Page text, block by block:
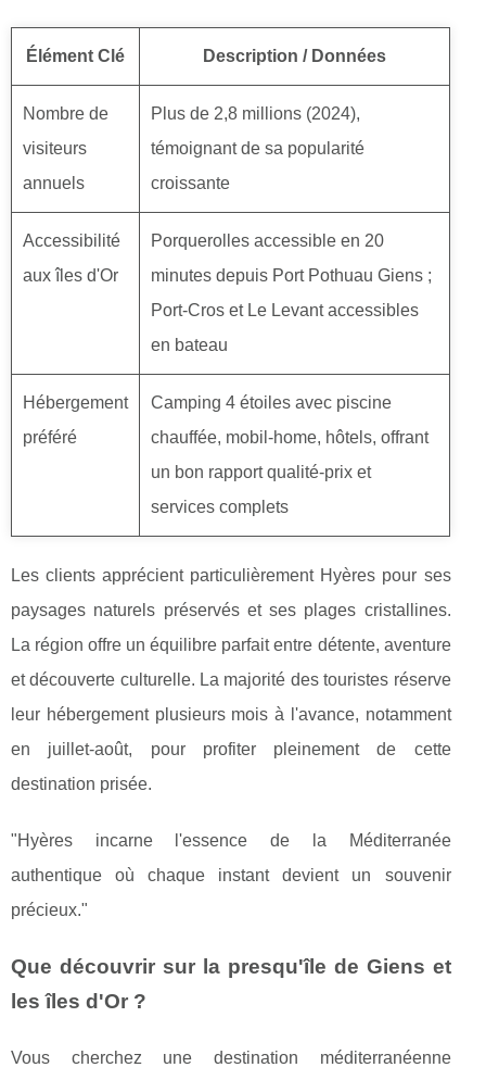
Élément Clé Description / Données
Nombre de
visiteurs
annuels
Plus de 2,8 millions (2024),
témoignant de sa popularité
croissante
Accessibilité
aux îles d'Or
Porquerolles accessible en 20
minutes depuis Port Pothuau Giens ;
Port-Cros et Le Levant accessibles
en bateau
Hébergement
préféré
Camping 4 étoiles avec piscine
chauffée, mobil-home, hôtels, offrant
un bon rapport qualité-prix et
services complets
Les clients apprécient particulièrement Hyères pour ses
paysages naturels préservés et ses plages cristallines.
La région offre un équilibre parfait entre détente, aventure
et découverte culturelle. La majorité des touristes réserve
leur hébergement plusieurs mois à l'avance, notamment
en juillet-août, pour profiter pleinement de cette
destination prisée.
"Hyères incarne l'essence de la Méditerranée
authentique où chaque instant devient un souvenir
précieux."
Que découvrir sur la presqu'île de Giens et
les îles d'Or ?
Vous cherchez une destination méditerranéenne